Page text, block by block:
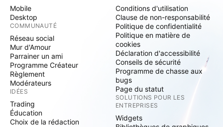
Mobile
Desktop
COMMUNAUTÉ
Réseau social
Mur d'Amour
Parrainer un ami
Programme Créateur
Règlement
Modérateurs
IDÉES
Trading
Éducation
Choix de la rédaction
Conditions d'utilisation
Clause de non-responsabilité
Politique de confidentialité
Politique en matière de
cookies
Déclaration d'accessibilité
Conseils de sécurité
Programme de chasse aux
bugs
Page du statut
SOLUTIONS POUR LES
ENTREPRISES
Widgets